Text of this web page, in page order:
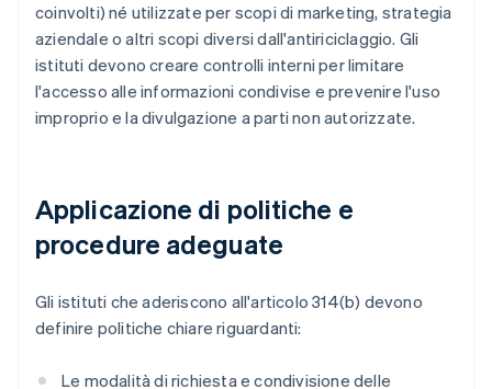
coinvolti) né utilizzate per scopi di marketing, strategia
aziendale o altri scopi diversi dall'antiriciclaggio. Gli
istituti devono creare controlli interni per limitare
l'accesso alle informazioni condivise e prevenire l'uso
improprio e la divulgazione a parti non autorizzate.
Applicazione di politiche e
procedure adeguate
Gli istituti che aderiscono all'articolo 314(b) devono
definire politiche chiare riguardanti:
Le modalità di richiesta e condivisione delle